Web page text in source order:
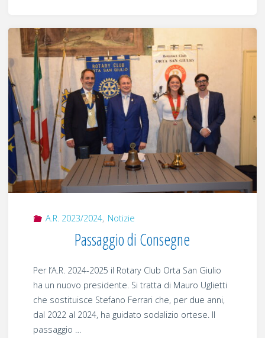
del
governatore"
A.R. 2023/2024, Notizie
Passaggio di Consegne
Per l’A.R. 2024-2025 il Rotary Club Orta San Giulio
ha un nuovo presidente. Si tratta di Mauro Uglietti
che sostituisce Stefano Ferrari che, per due anni,
dal 2022 al 2024, ha guidato sodalizio ortese. Il
passaggio …